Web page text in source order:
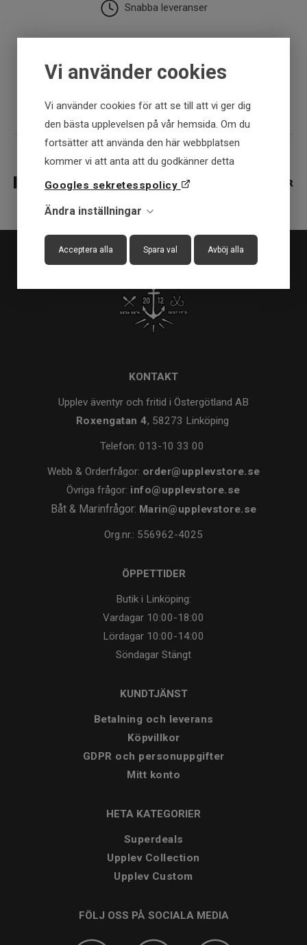
Vi använder cookies
Vi använder cookies för att se till att vi ger dig
den bästa upplevelsen på vår hemsida. Om du
fortsätter att använda den här webbplatsen
kommer vi att anta att du godkänner detta
Googles sekretesspolicy
Ändra inställningar
Acceptera alla Spara val Avböj alla
Snabba leveranser
KONTAKT
Upplev äventyr och fritid i Östergötland AB
Roxengatan 4, 58273 Linköping
Telefon: 013-10 33 00
Webb & Orderfrågor: order@upplevstore.se
Övriga frågor: info@upplevstore.se
Båt & Marinfrågor: Marin@upplevstore.se
Org.nr.: 556962-4025
ÖPPETTIDER
Butik i Linköping:
Vardagar 10:00-18:00
Lördagar 10:00-14:00
Söndagar Stängt
KUNDTJÄNST
Betalning och leverans
Köpvillkor
GDPR och personuppgifter
Mitt konto
HETA KATEGORIER
Superdeals
Upplev Collection
Upplev Custom
FÖLJ OSS PÅ SOCIALA MEDIA